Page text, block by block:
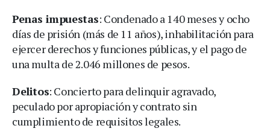
Penas impuestas: Condenado a 140 meses y ocho
días de prisión (más de 11 años), inhabilitación para
ejercer derechos y funciones públicas, y el pago de
una multa de 2.046 millones de pesos.
Delitos: Concierto para delinquir agravado,
peculado por apropiación y contrato sin
cumplimiento de requisitos legales.